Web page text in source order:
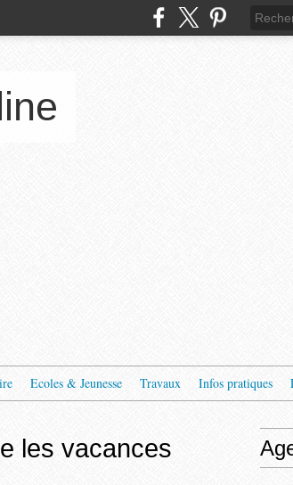
Ecoles & Jeunesse Travaux Infos pratiques
les vacances